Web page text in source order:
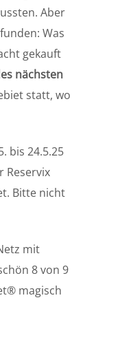
Aber
Was
gekauft
nächsten
statt, wo
bis 24.5.25
Reservix
Bitte nicht
mit
8 von 9
magisch